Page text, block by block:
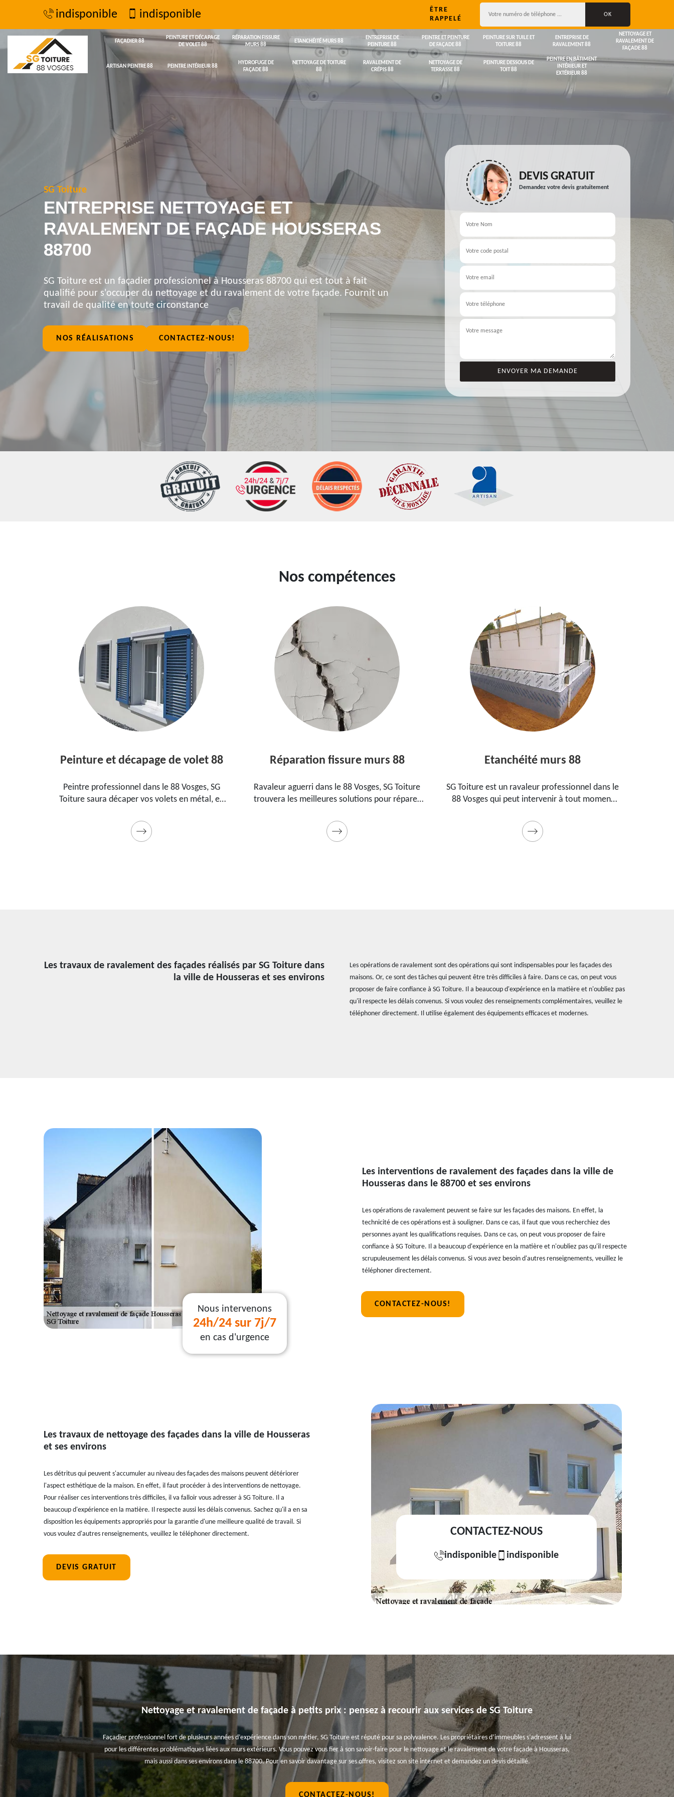
indisponible indisponible
ÊTRE
RAPPELÉ
FAÇADIER 88
PEINTURE ET DÉCAPAGE
DE VOLET 88
RÉPARATION FISSURE
MURS 88
ETANCHÉITÉ MURS 88
ENTREPRISE DE
PEINTURE 88
PEINTRE ET PEINTURE
DE FAÇADE 88
PEINTURE SUR TUILE ET
TOITURE 88
ENTREPRISE DE
RAVALEMENT 88
NETTOYAGE ET
RAVALEMENT DE
FAÇADE 88
ARTISAN PEINTRE 88 PEINTRE INTÉRIEUR 88
HYDROFUGE DE
FAÇADE 88
NETTOYAGE DE TOITURE
88
RAVALEMENT DE
CRÉPIS 88
NETTOYAGE DE
TERRASSE 88
PEINTURE DESSOUS DE
TOIT 88
PEINTRE EN BÂTIMENT
INTÉRIEUR ET
EXTÉRIEUR 88
SG Toiture
ENTREPRISE NETTOYAGE ET
RAVALEMENT DE FAÇADE HOUSSERAS
88700
SG Toiture est un façadier professionnel à Housseras 88700 qui est tout à fait
qualifié pour s'occuper du nettoyage et du ravalement de votre façade. Fournit un
travail de qualité en toute circonstance
NOS RÉALISATIONS CONTACTEZ-NOUS!
DEVIS GRATUIT
Demandez votre devis gratuitement
Nos compétences
Peinture et décapage de volet 88
Peintre professionnel dans le 88 Vosges, SG
Toiture saura décaper vos volets en métal, en
Utilise des produits et des peintures de qualité.
Devis détaillé offert
Réparation fissure murs 88
Ravaleur aguerri dans le 88 Vosges, SG Toiture
trouvera les meilleures solutions pour réparer
qualité et des matériels professionnels. Travaux
garantis décennaux
Etanchéité murs 88
SG Toiture est un ravaleur professionnel dans le
88 Vosges qui peut intervenir à tout moment
pas cher pour ce faire
Les travaux de ravalement des façades réalisés par SG Toiture dans
la ville de Housseras et ses environs
Les opérations de ravalement sont des opérations qui sont indispensables pour les façades des
maisons. Or, ce sont des tâches qui peuvent être très difficiles à faire. Dans ce cas, on peut vous
proposer de faire confiance à SG Toiture. Il a beaucoup d'expérience en la matière et n'oubliez pas
qu'il respecte les délais convenus. Si vous voulez des renseignements complémentaires, veuillez le
téléphoner directement. Il utilise également des équipements efficaces et modernes.
Nous intervenons
24h/24 sur 7j/7
en cas d'urgence
Les interventions de ravalement des façades dans la ville de
Housseras dans le 88700 et ses environs
Les opérations de ravalement peuvent se faire sur les façades des maisons. En effet, la
technicité de ces opérations est à souligner. Dans ce cas, il faut que vous recherchiez des
personnes ayant les qualifications requises. Dans ce cas, on peut vous proposer de faire
confiance à SG Toiture. Il a beaucoup d'expérience en la matière et n'oubliez pas qu'il respecte
scrupuleusement les délais convenus. Si vous avez besoin d'autres renseignements, veuillez le
téléphoner directement.
CONTACTEZ-NOUS!
Les travaux de nettoyage des façades dans la ville de Housseras
et ses environs
Les détritus qui peuvent s'accumuler au niveau des façades des maisons peuvent détériorer
l'aspect esthétique de la maison. En effet, il faut procéder à des interventions de nettoyage.
Pour réaliser ces interventions très difficiles, il va falloir vous adresser à SG Toiture. Il a
beaucoup d'expérience en la matière. Il respecte aussi les délais convenus. Sachez qu'il a en sa
disposition les équipements appropriés pour la garantie d'une meilleure qualité de travail. Si
vous voulez d'autres renseignements, veuillez le téléphoner directement.
DEVIS GRATUIT
CONTACTEZ-NOUS
indisponible indisponible
Nettoyage et ravalement de façade à petits prix : pensez à recourir aux services de SG Toiture
Façadier professionnel fort de plusieurs années d’expérience dans son métier, SG Toiture est réputé pour sa polyvalence. Les propriétaires d’immeubles s’adressent à lui
pour les différentes problématiques liées aux murs extérieurs. Vous pouvez vous fier à son savoir-faire pour le nettoyage et le ravalement de votre façade à Housseras,
mais aussi dans ses environs dans le 88700. Pour en savoir davantage sur ses offres, visitez son site internet et demandez un devis détaillé.
CONTACTEZ-NOUS!